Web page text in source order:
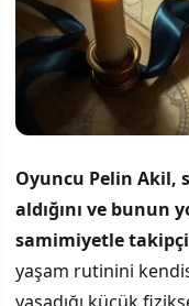
Oyuncu Pelin Akil,
aldığını ve bunun
samimiyetle
yaşam rutinini
yaşadığı küçük